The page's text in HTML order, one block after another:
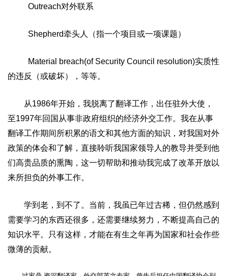
Outreach对外联系
Shepherd牵头人（指一个项目或一项课题）
Material breach(of Security Council resolution)实质性
的违反（或破坏），等等。
从1986年开始，我脱离了翻译工作，出任驻外大使，
至1997年回国从事非政府组织的经济外交工作。我在从事
翻译工作期间所积累的语文和其他方面的知识，对我国对外
政策的体会和了解，直接聆听我国家领导人的教导并受到他
们高贵品质的熏陶，这一切帮助和推动我完成了改革开放以
来所担负的外事工作。
学到老，到不了。当前，我虽已年过古稀，但仍然感到
需要学习的东西还很多，还需要继续努力，不断提高自己的
知识水平。只有这样，才能在有生之年再为国家和社会作些
微薄的贡献。